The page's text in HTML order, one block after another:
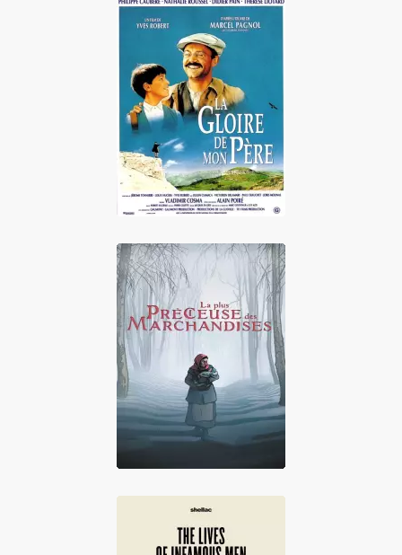
La Gloire de mon
Père
La Plus Précieuse
Des Marchandises